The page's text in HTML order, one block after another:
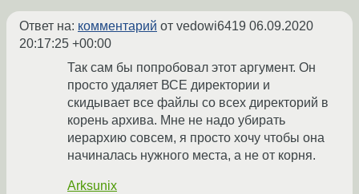
Ответ на: комментарий от vedowi6419 06.09.2020
20:17:25 +00:00
Так сам бы попробовал этот аргумент. Он
просто удаляет ВСЕ директории и
скидывает все файлы со всех директорий в
корень архива. Мне не надо убирать
иерархию совсем, я просто хочу чтобы она
начиналась нужного места, а не от корня.
Arksunix